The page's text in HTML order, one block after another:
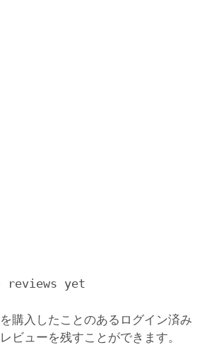
reviews yet
購入したことのあるログイン済み
ビューを残すことができます。